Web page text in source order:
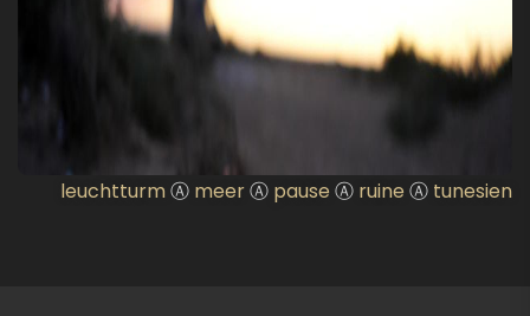
leuchtturmⒶ meerⒶ pause Ⓐ ruine Ⓐ tunesien